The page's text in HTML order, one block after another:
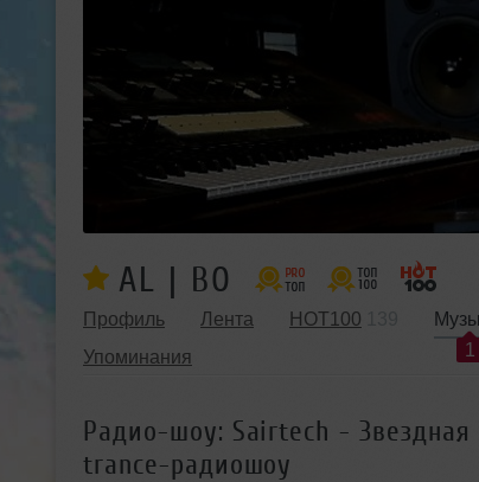
AL | BO
Профиль Лента HOT100
1
Упоминания
Радио-шоу: Sairtech - Звездная
trance-радиошоу